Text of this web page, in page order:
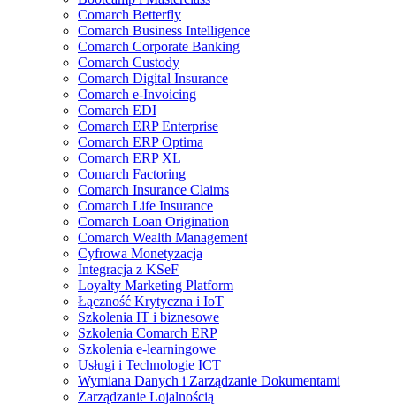
Comarch Betterfly
Comarch Business Intelligence
Comarch Corporate Banking
Comarch Custody
Comarch Digital Insurance
Comarch e-Invoicing
Comarch EDI
Comarch ERP Enterprise
Comarch ERP Optima
Comarch ERP XL
Comarch Factoring
Comarch Insurance Claims
Comarch Life Insurance
Comarch Loan Origination
Comarch Wealth Management
Cyfrowa Monetyzacja
Integracja z KSeF
Loyalty Marketing Platform
Łączność Krytyczna i IoT
Szkolenia IT i biznesowe
Szkolenia Comarch ERP
Szkolenia e-learningowe
Usługi i Technologie ICT
Wymiana Danych i Zarządzanie Dokumentami
Zarządzanie Lojalnością